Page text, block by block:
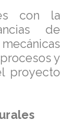
con la
de
y
proyecto